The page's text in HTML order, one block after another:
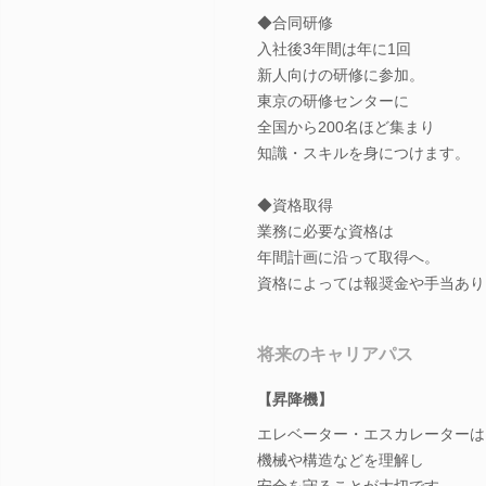
◆合同研修
入社後3年間は年に1回
新人向けの研修に参加。
東京の研修センターに
全国から200名ほど集まり
知識・スキルを身につけます。
◆資格取得
業務に必要な資格は
年間計画に沿って取得へ。
資格によっては報奨金や手当あ
将来のキャリアパス
【昇降機】
エレベーター・エスカレーターは
機械や構造などを理解し